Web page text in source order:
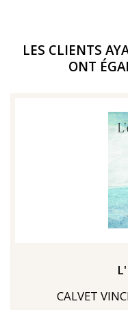
LES CLIENTS
ONT
CALVET